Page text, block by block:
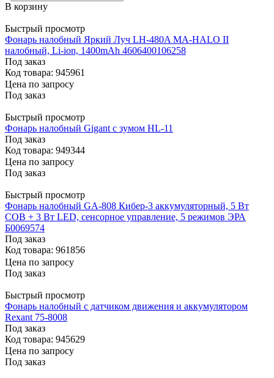
В корзину
Быстрый просмотр
Фонарь налобный Яркий Луч LH-480A MA-HALO II
налобный, Li-ion, 1400mAh 4606400106258
Под заказ
Код товара: 945961
Цена по запросу
Под заказ
Быстрый просмотр
Фонарь налобный Gigant с зумом HL-11
Под заказ
Код товара: 949344
Цена по запросу
Под заказ
Быстрый просмотр
Фонарь налобный GA-808 Кибер-3 аккумуляторный, 5 Вт
COB + 3 Вт LED, сенсорное управление, 5 режимов ЭРА
Б0069574
Под заказ
Код товара: 961856
Цена по запросу
Под заказ
Быстрый просмотр
Фонарь налобный с датчиком движения и аккумулятором
Rexant 75-8008
Под заказ
Код товара: 945629
Цена по запросу
Под заказ